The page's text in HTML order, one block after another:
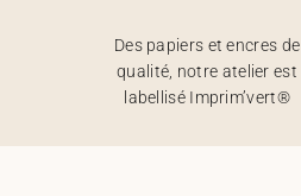
Des papiers et encres de
qualité, notre atelier est
labellisé Imprim’vert®